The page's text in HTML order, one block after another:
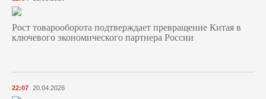
Рост товарооборота подтверждает превращение Китая в
ключевого экономического партнера России
22:07 20.04.2026